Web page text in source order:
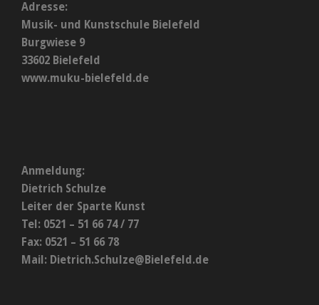
Adresse:
Musik- und Kunstschule Bielefeld
Burgwiese 9
33602 Bielefeld
www.muku-bielefeld.de
Anmeldung:
Dietrich Schulze
Leiter der Sparte Kunst
Tel: 0521 – 51 66 74 / 77
Fax: 0521 – 51 66 78
Mail: Dietrich.Schulze@Bielefeld.de